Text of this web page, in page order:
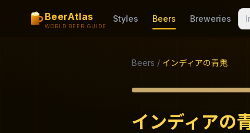
BeerAtlas
WORLD BEER GUIDE
Styles Beers Breweries
Beers / インディアの青鬼
インディアの